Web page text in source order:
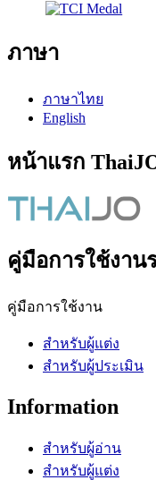
ภาษา
ภาษาไทย
English
หน้าแรก
คู่มือการใช้งาน
คู่มือการใช้งาน
สำหรับผู้แต่ง
สำหรับผู้ประเมิน
Information
สำหรับผู้อ่าน
สำหรับผู้แต่ง